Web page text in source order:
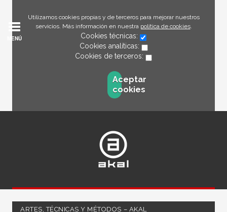
Utilizamos cookies propias y de terceros para mejorar nuestros
servicios. Más información en nuestra política de cookies.
Cookies técnicas:
Cookies analíticas:
Cookies de terceros:
Aceptar
cookies
MENÚ
ARTES, TÉCNICAS Y MÉTODOS – AKAL